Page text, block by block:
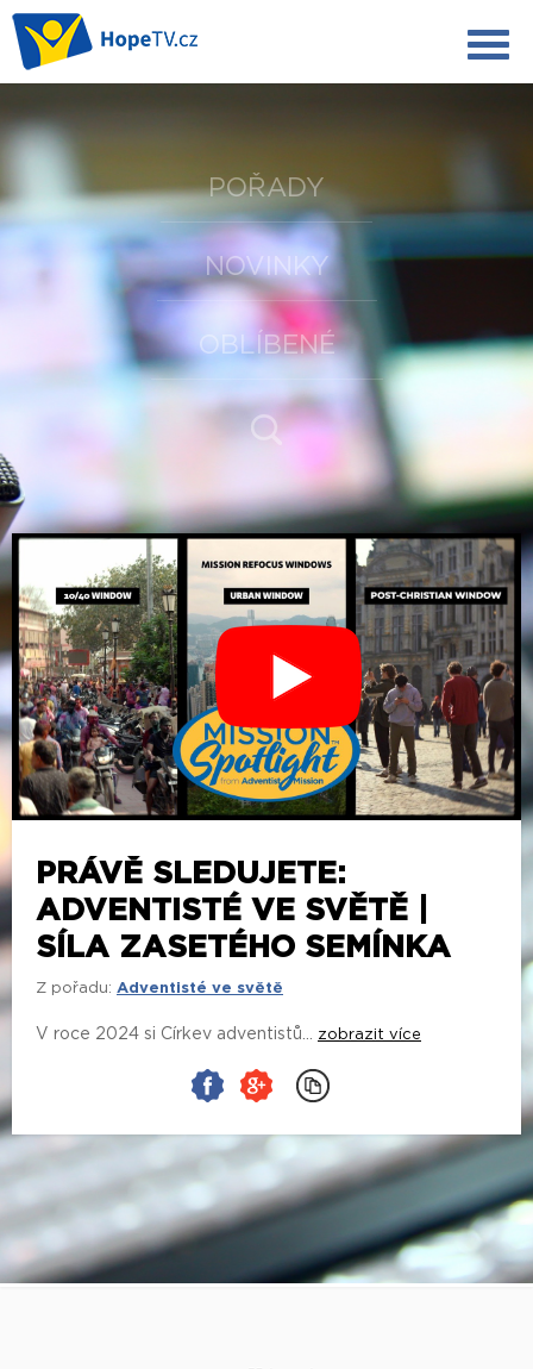
POŘADY
NOVINKY
OBLÍBENÉ
PRÁVĚ SLEDUJETE:
ADVENTISTÉ VE SVĚTĚ |
SÍLA ZASETÉHO SEMÍNKA
Z pořadu: Adventisté ve světě
V roce 2024 si Církev adventistů... zobrazit více